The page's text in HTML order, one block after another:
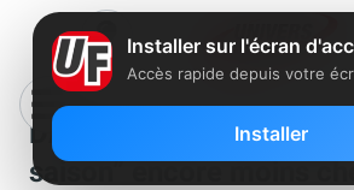
DAZN lance un nouveau
saison” encore moins
Installer sur l'écran
Accès rapide depuis votre
Installer